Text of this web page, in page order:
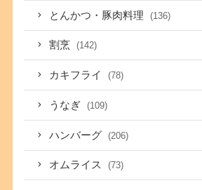
とんかつ・豚肉料理 (136)
割烹 (142)
カキフライ (78)
うなぎ (109)
ハンバーグ (206)
オムライス (73)